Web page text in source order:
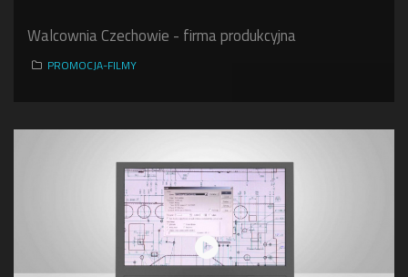
Walcownia Czechowie - firma produkcyjna
PROMOCJA-FILMY